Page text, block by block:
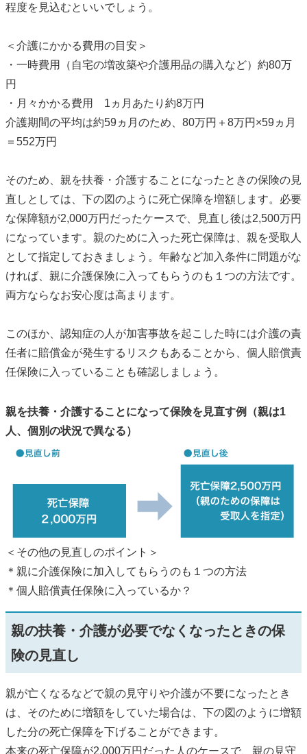
程度を見込むといいでしょう。
＜介護にかかる費用の目安＞
・一時費用（自宅の増改築や介護用品の購入など）約80万
円
・月々かかる費用 1ヵ月あたり約8万円
介護期間の平均は約59ヵ月のため、80万円＋8万円×59ヵ月
＝552万円
そのため、親を扶養・介護することになったときの保険の見
直しとしては、下の図のように死亡保障を増額します。必要
な保障額が2,000万円だったケースで、見直し後は2,500万円
になっています。親のために入った死亡保障は、親を受取人
として指定しておきましょう。年齢など加入条件に問題がな
ければ、親に介護保険に入ってもらうのも１つの方法です。
両方ならなお安心度は高まります。
このほか、認知症の人が加害事故を起こした時には介護の責
任者に賠償金が発生するリスクもあることから、個人賠償責
任保険に入っていることも確認しましょう。
親を扶養・介護することになって保険を見直す例（親は1
人、個別の状況で異なる）
＜その他の見直しのポイント＞
＊親に介護保険に加入してもらうのも１つの方法
＊個人賠償責任保険に入っているか？
親の扶養・介護が必要でなくなったときの保
険の見直し
親が亡くなるなどで親の見守りや介護が不要になったとき
は、そのために増額をしていた場合は、下の図のように増額
した分の死亡保障を下げることができます。
本来の死亡保障が2,000万円だった人のケースで、親の見守